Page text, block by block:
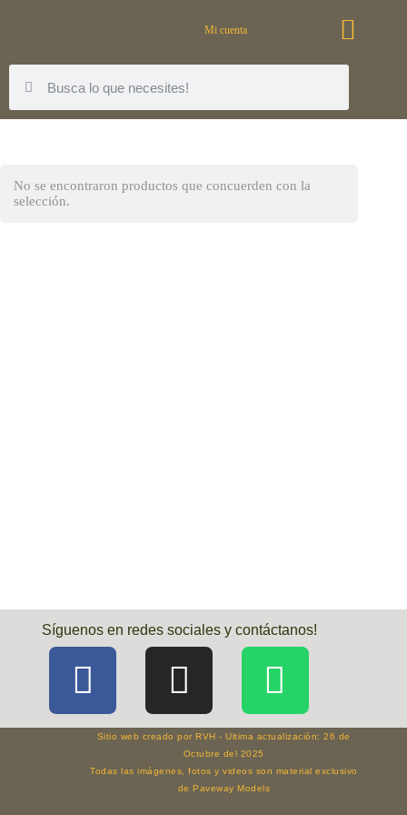
Mi cuenta
No se encontraron productos que concuerden con la
selección.
Síguenos en redes sociales y contáctanos!
Sitio web creado por RVH - Ultima actualización: 26 de
Octubre del 2025
Todas las imágenes, fotos y videos son material exclusivo
de Paveway Models